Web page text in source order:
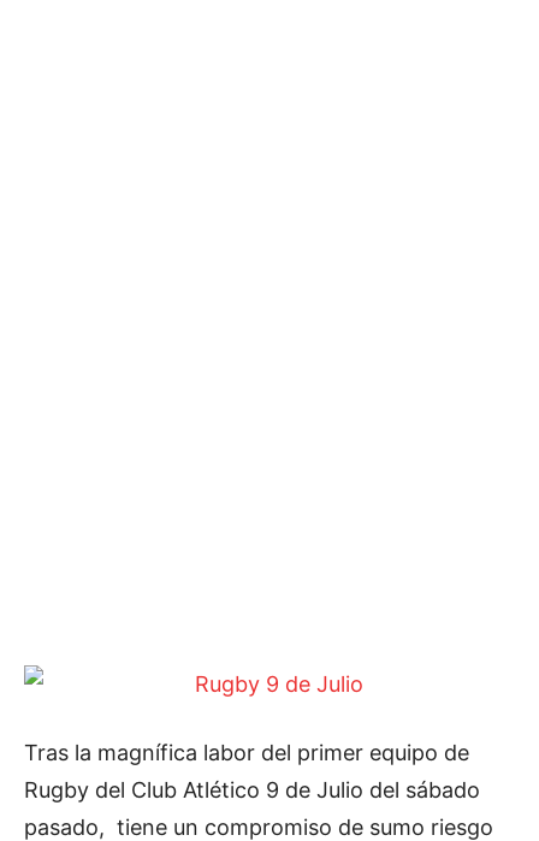
Tras la magnífica labor del primer equipo de
Rugby del Club Atlético 9 de Julio del sábado
pasado, tiene un compromiso de sumo riesgo